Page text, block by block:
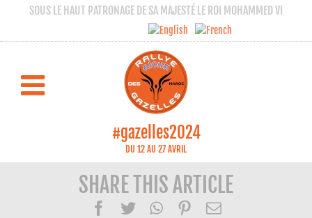
SOUS LE HAUT PATRONAGE DE SA MAJESTÉ LE ROI MOHAMMED VI
#gazelles2024
DU 12 AU 27 AVRIL
Best of photos du départ officiel
RALLYE AÏCHA DES GAZELLES 2024
SHARE THIS ARTICLE
Facebook
TwitterWhatsApp
Pinterest
Email